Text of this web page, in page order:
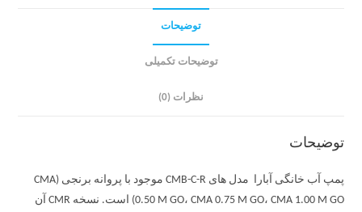
توضیحات
توضیحات تکمیلی
نظرات (0)
توضیحات
پمپ آب خانگی آبارا مدل های CMB-C-R موجود با پروانه برنجی (CMA
0.50 M GO، CMA 0.75 M GO، CMA 1.00 M GO) است. نسخه CMR آن